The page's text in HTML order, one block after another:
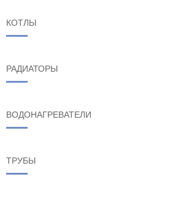
КОТЛЫ
РАДИАТОРЫ
ВОДОНАГРЕВАТЕЛИ
ТРУБЫ